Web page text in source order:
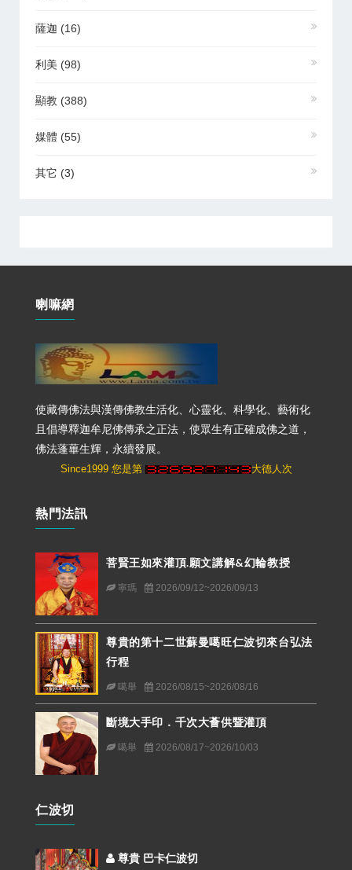
薩迦 (16)
利美 (98)
顯教 (388)
媒體 (55)
其它 (3)
喇嘛網
使藏傳佛法與漢傳佛教生活化、心靈化、科學化、藝術化
且倡導釋迦牟尼佛傳承之正法，使眾生有正確成佛之道，
佛法蓬蓽生輝，永續發展。
Since1999 您是第 大德人次
熱門法訊
菩賢王如來灌頂.願文講解&幻輪教授
寧瑪 2026/09/12~2026/09/13
尊貴的第十二世蘇曼噶旺仁波切來台弘法
行程
噶舉 2026/08/15~2026/08/16
斷境大手印．千次大薈供暨灌頂
噶舉 2026/08/17~2026/10/03
仁波切
尊貴 巴卡仁波切